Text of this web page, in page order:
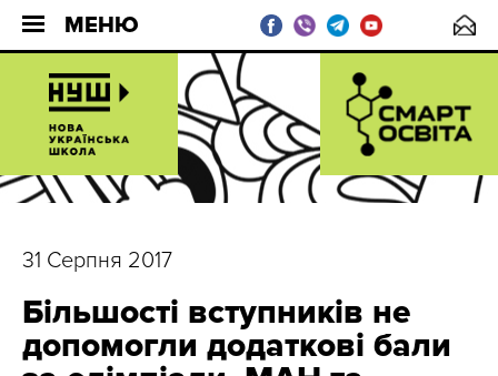
МЕНЮ
31 Серпня 2017
Більшості вступників не
допомогли додаткові бали